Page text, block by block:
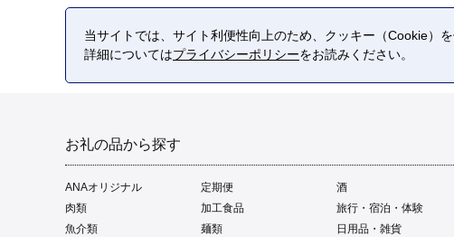
お礼の品から探す
ANAオリジナル 定期便
酒
肉類
加工食品
旅行・宿泊・体験
魚介類
麺類
日用品・雑貨
当サイトでは、サイト利便性向上のため、クッキー（Cookie）
詳細についてはプライバシーポリシーをお読みください。